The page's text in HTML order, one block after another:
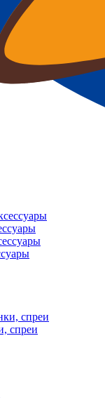
спреи